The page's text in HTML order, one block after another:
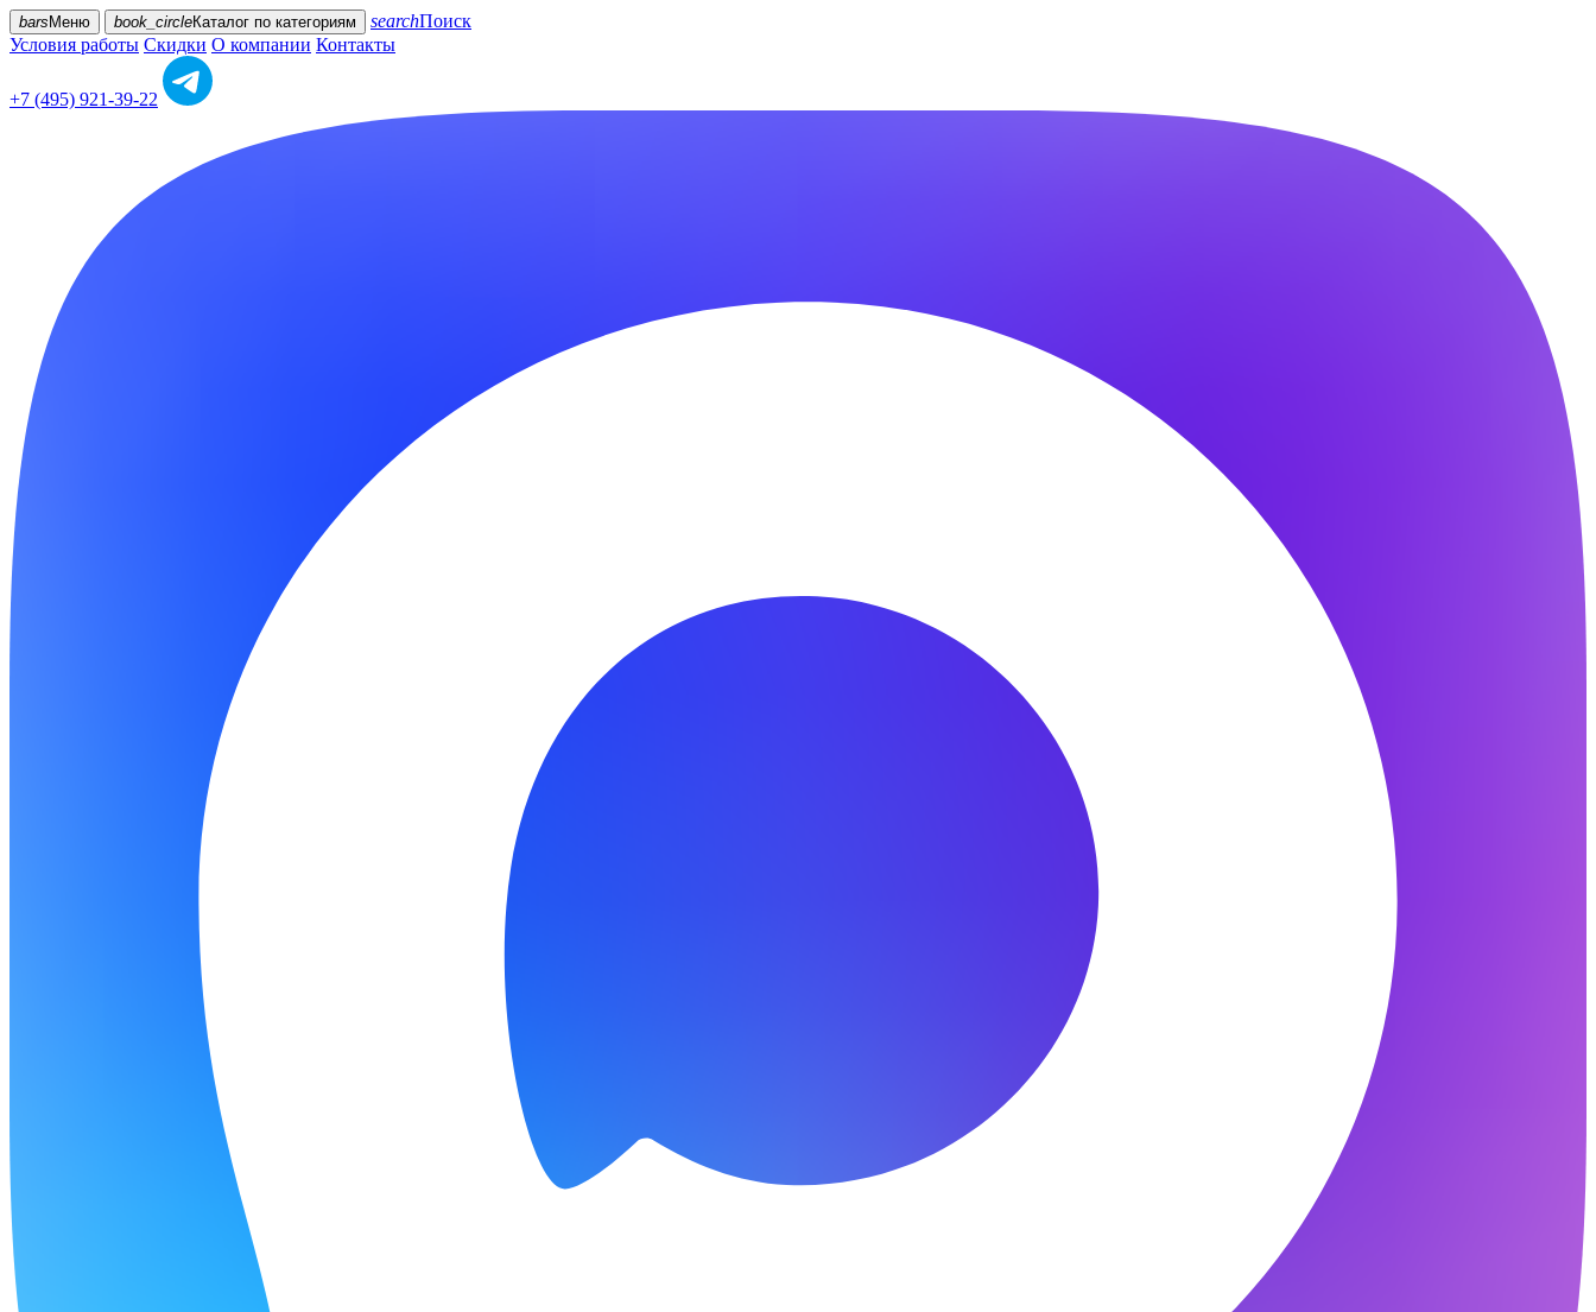
bars Меню book_circleКаталог по категориям searchПоиск
Условия работы Скидки О компании Контакты
+7 (495) 921-39-22